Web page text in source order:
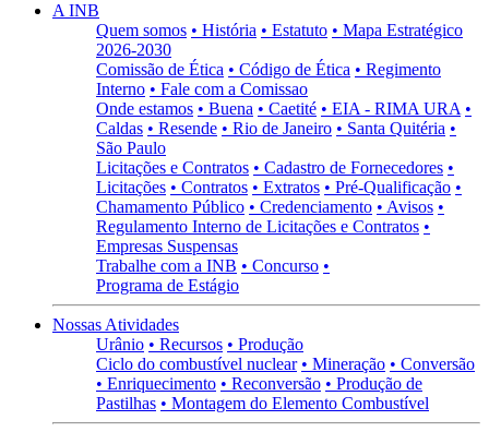
Canais
A INB
Quem somos • História • Estatuto • Mapa Estratégico
2026-2030
Comissão de Ética • Código de Ética • Regimento
Interno • Fale com a Comissao
Onde estamos • Buena • Caetité • EIA - RIMA URA •
Caldas • Resende • Rio de Janeiro • Santa Quitéria •
São Paulo
Licitações e Contratos • Cadastro de Fornecedores •
Licitações • Contratos • Extratos • Pré-Qualificação •
Chamamento Público • Credenciamento • Avisos •
Regulamento Interno de Licitações e Contratos •
Empresas Suspensas
Trabalhe com a INB • Concurso •
Programa de Estágio
Nossas Atividades
Urânio • Recursos • Produção
Ciclo do combustível nuclear • Mineração • Conversão
• Enriquecimento • Reconversão • Produção de
Pastilhas • Montagem do Elemento Combustível